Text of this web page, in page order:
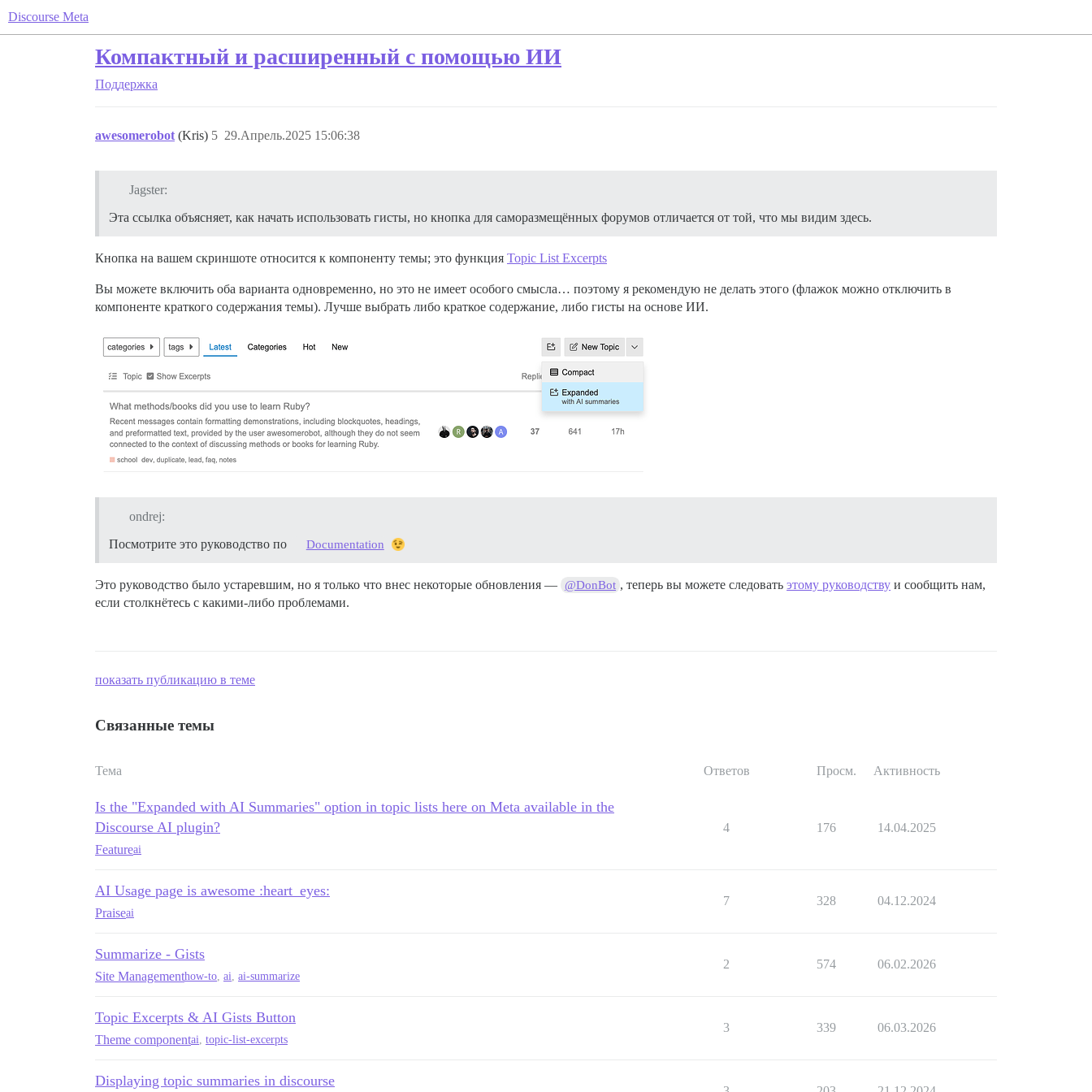
Discourse Meta
Компактный и расширенный с помощью ИИ
Поддержка
awesomerobot (Kris) 29.Апрель.2025 15:06:38
5
Jagster:
Эта ссылка объясняет, как начать использовать гисты, но кнопка для саморазмещённых форумов отличается от той, что мы видим здесь.
Кнопка на вашем скриншоте относится к компоненту темы; это функция Topic List Excerpts
Вы можете включить оба варианта одновременно, но это не имеет особого смысла… поэтому я рекомендую не делать этого (флажок можно отключить в
компоненте краткого содержания темы). Лучше выбрать либо краткое содержание, либо гисты на основе ИИ.
ondrej:
Посмотрите это руководство по
Documentation
Это руководство было устаревшим, но я только что внес некоторые обновления — @DonBot , теперь вы можете следоватьэтому руководству и сообщить нам,
если столкнётесь с какими-либо проблемами.
показать публикацию в теме
Связанные темы
Тема Ответов Просм. Активность
Is the "Expanded with AI Summaries" option in topic lists here on Meta available in the
Discourse AI plugin?
Featureai
4 176 14.04.2025
AI Usage page is awesome :heart_eyes:
Praiseai
7 328 04.12.2024
Summarize - Gists
Site Managementhow-to, ai, ai-summarize
2 574 06.02.2026
Topic Excerpts & AI Gists Button
Theme componentai, topic-list-excerpts
3 339 06.03.2026
Displaying topic summaries in discourse